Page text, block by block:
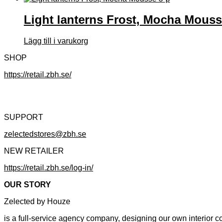
Light lanterns Frost, Mocha
Lägg till i varukorg
SHOP
https://retail.zbh.se/
SUPPORT
zelectedstores@zbh.se
NEW RETAILER
https://retail.zbh.se/log-in/
OUR STORY
Zelected by Houze
is a full-service agency company, designing our own interior